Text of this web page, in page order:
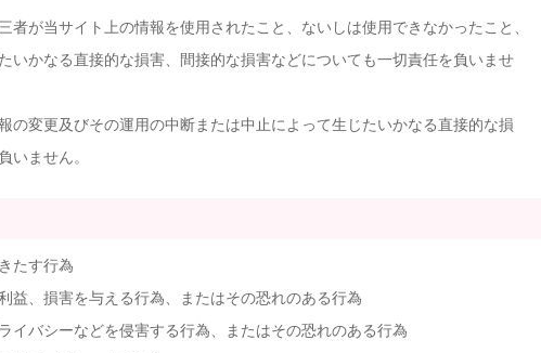
者が当サイト上の情報を使用されたこと、ないしは使用できなかったこと、
いかなる直接的な損害、間接的な損害などについても一切責任を負いませ
の変更及びその運用の中断または中止によって生じたいかなる直接的な損
いません。
たす行為
益、損害を与える行為、またはその恐れのある行為
イバシーなどを侵害する行為、またはその恐れのある行為